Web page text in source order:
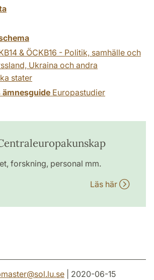
& ÖCKB16 - Politik, samhälle och
Ukraina och andra
stater
Europastudier
forskning, personal mm.
Läs här
@sol.lu.se | 2020-06-15